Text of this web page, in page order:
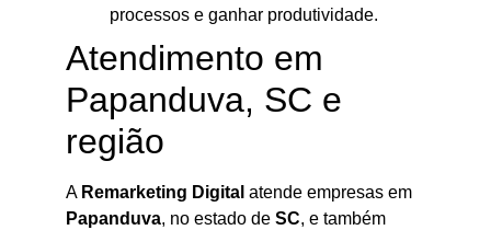
processos e ganhar produtividade.
Atendimento em
Papanduva, SC e
região
A Remarketing Digital atende empresas em
Papanduva, no estado de SC, e também